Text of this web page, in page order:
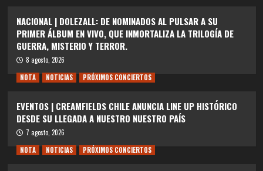
NACIONAL | DOLEZALL: DE NOMINADOS AL PULSAR A SU
PRIMER ÁLBUM EN VIVO, QUE INMORTALIZA LA TRILOGÍA DE
GUERRA, MISTERIO Y TERROR.
8 agosto, 2026
NOTA
NOTICIAS PRÓXIMOS CONCIERTOS
EVENTOS | CREAMFIELDS CHILE ANUNCIA LINE UP HISTÓRICO
DESDE SU LLEGADA A NUESTRO NUESTRO PAÍS
7 agosto, 2026
NOTA
NOTICIAS PRÓXIMOS CONCIERTOS